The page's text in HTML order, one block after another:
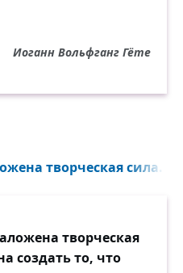
Иоганн Вольфганг Гёте
творческая сила...
творческая
создать то, что